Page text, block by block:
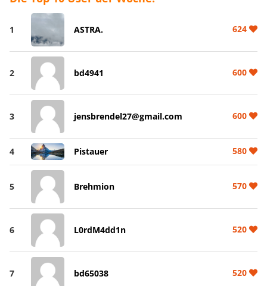
1 ASTRA. 624
2 bd4941 600
3 jensbrendel27@gmail.com 600
4 Pistauer 580
5 Brehmion 570
6 L0rdM4dd1n 520
7 bd65038 520